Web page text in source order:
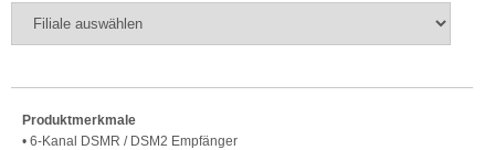
Produktmerkmale
• 6-Kanal DSMR / DSM2 Empfänger